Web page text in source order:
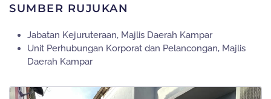
SUMBER RUJUKAN
Jabatan Kejuruteraan, Majlis Daerah Kampar
Unit Perhubungan Korporat dan Pelancongan, Majlis
Daerah Kampar